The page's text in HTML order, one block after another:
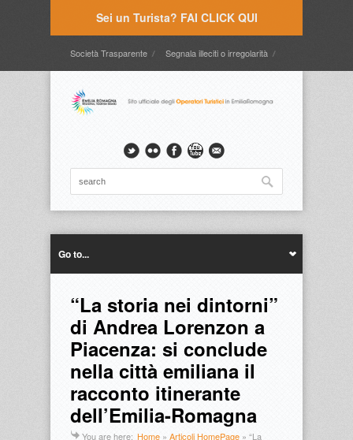
Sei un Turista? FAI CLICK QUI
Società Trasparente Segnala illeciti o irregolarità
Timbrature
Go to...
“La storia nei dintorni”
di Andrea Lorenzon a
Piacenza: si conclude
nella città emiliana il
racconto itinerante
dell’Emilia-Romagna
You are here: Home » Articoli HomePage » “La